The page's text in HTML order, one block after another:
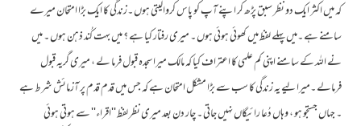
کہ میں اکثر ایک دو نظر سبق پڑھ کر اپنے آپ کو پاس کروالیتی ہوں ۔زندگی کا ایک بڑا امتحان میرے
سامنے ہے ۔میں پہلے لفظ میں کھوئی ہوئی ہوں ۔ میری رفتار کیا ہے ؟ میں بہت کُند ذہن ہوں ۔ میں
نے اللہ کے سامنے اپنی کم علمی کا اعتراف کیا کہ مالک میرا سجدہ قبول فرما لے ، میری گریہ قبول
فرمالے ۔میرا لیے یہ زندگی کا سب سے بڑا مشکل امتحان ہے کہ جس میں قدم قدم پر آزمائش شرط ہے
۔ جہاں جستجو ہو ، وہاں دُعا رائیگاں نہیں جاتی ۔ چار دن بعد میری نظر لفظ ''اقراء'' سے ہوتی ہوئی